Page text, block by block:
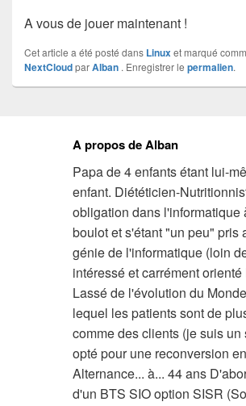
A vous de jouer maintenant !
Cet article a été posté dans Linuxet marqué
NextCloudparAlban . Enregistrer le permalien.
A propos de Alban
Papa de 4 enfants étant lui-
enfant. Diététicien-
obligation dans l'informatique
boulot et s'étant "un peu" pris
génie de l'informatique (loin
intéressé et carrément
Lassé de l'évolution du
lequel les patients sont de
comme des clients (je suis un
opté pour une reconversion
Alternance... à... 44 ans
d'un BTS SIO option SISR